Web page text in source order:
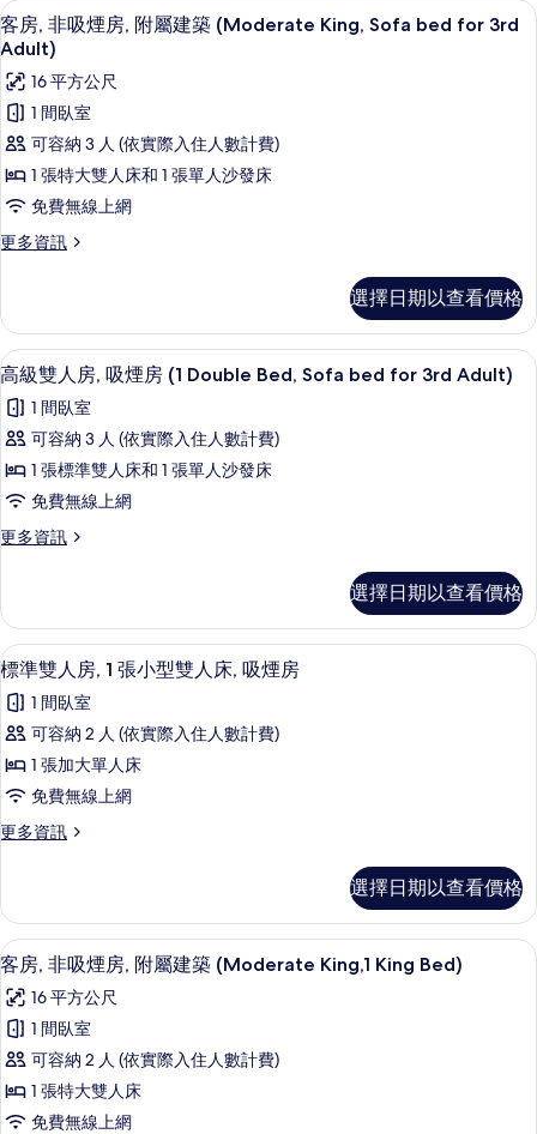
Sofa
bed
for
3rd
Adult)
的
所
有
相
房
(King,
Sofa
bed
for
3rd
Adult)
詳
情
房
(2
Semi
Double,
Bunk
bed)
的
所
片
多
張
非
吸
煙
房
(2
Semi
Double,
Bunk
bed)
情
顯
示
客
房,
非
吸
煙
房,
建
築
(Moderate
King,
Sofa
bed
for
3rd
Adult)
所
有
相
片
客房內保險箱、筆電工作空間、熨斗/
5
客房, 非吸煙房, 附屬建築 (Moderate King, Sofa bed for 3rd
Adult)
16 平方公尺
1 間臥室
可容納 3 人 (依實際入住人數計費)
1 張特大雙人床和 1 張單人沙發床
免費無線上網
更多資訊
更
非
吸
煙
附
屬
築
(Moderate
Sofa
Adult)
的
詳
情
選擇日期以查看價格
顯
示
高
級
雙
房,
煙
房
(1
Double
Bed,
Sofa
bed
for
3rd
所
有
相
片
客房內保險箱、筆電工作空間、熨斗/
5
高級雙人房, 吸煙房 (1 Double Bed, Sofa bed for 3rd Adult)
1 間臥室
可容納 3 人 (依實際入住人數計費)
1 張標準雙人床和 1 張單人沙發床
免費無線上網
更多資訊
更
雙
人
房,
煙
房
Double
Bed,
bed
的
詳
情
選擇日期以查看價格
顯
示
標
準
雙
房,
張
小
型
雙
人
床,
吸
煙
客房內保險箱、筆電工作空間、熨斗/
9
標準雙人房, 1 張小型雙人床, 吸煙房
1 間臥室
可容納 2 人 (依實際入住人數計費)
1 張加大單人床
免費無線上網
更多資訊
更
雙
人
房,
張
小
型
雙
人
床,
選擇日期以查看價格
顯
示
客
房,
非
吸
客房內保險箱、筆電工作空間、熨斗/
4
客房, 非吸煙房, 附屬建築 (Moderate King,1 King Bed)
16 平方公尺
1 間臥室
可容納 2 人 (依實際入住人數計費)
1 張特大雙人床
免費無線上網